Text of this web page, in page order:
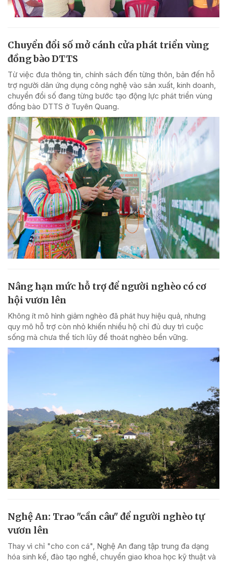
Chuyển đổi số mở cánh cửa phát triển vùng
đồng bào DTTS
Từ việc đưa thông tin, chính sách đến từng thôn, bản đến hỗ
trợ người dân ứng dụng công nghệ vào sản xuất, kinh doanh,
chuyển đổi số đang từng bước tạo động lực phát triển vùng
đồng bào DTTS ở Tuyên Quang.
Nâng hạn mức hỗ trợ để người nghèo có cơ
hội vươn lên
Không ít mô hình giảm nghèo đã phát huy hiệu quả, nhưng
quy mô hỗ trợ còn nhỏ khiến nhiều hộ chỉ đủ duy trì cuộc
sống mà chưa thể tích lũy để thoát nghèo bền vững.
Nghệ An: Trao "cần câu" để người nghèo tự
vươn lên
Thay vì chỉ "cho con cá", Nghệ An đang tập trung đa dạng
hóa sinh kế, đào tạo nghề, chuyển giao khoa học kỹ thuật và